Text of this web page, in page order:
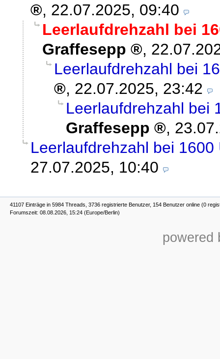
, 22.07.2025, 09:40
Leerlaufdrehzahl bei
Graffesepp
,
Leerlaufdrehzahl bei
, 22.07.2025, 23:42
Leerlaufdrehzahl bei
Graffesepp
,
Leerlaufdrehzahl bei
27.07.2025, 10:40
41107 Einträge in 5984 Threads, 3736 registrierte Benutzer, 154 Benutzer online (0
Forumszeit: 08.08.2026, 15:24 (Europe/Berlin)
powered